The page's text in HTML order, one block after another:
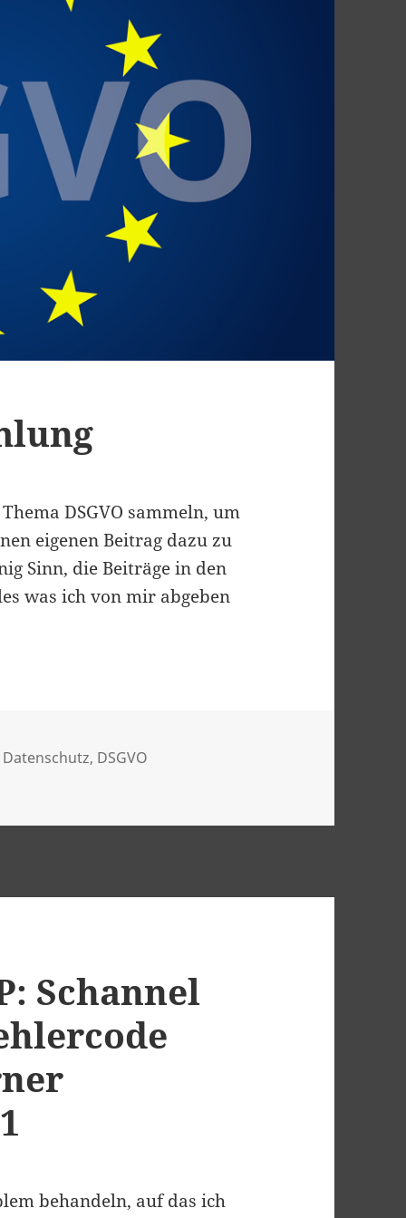
DSGVO sammeln, um
eigenen Beitrag dazu zu
Sinn, die Beiträge in den
was ich von mir abgeben
Schlagwörter
Datenschutz, DSGVO
Schannel
behandeln, auf das ich